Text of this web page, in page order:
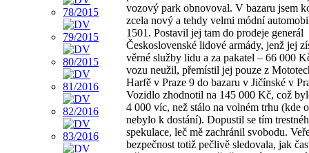
vozový park obnovoval. V bazaru jsem
zcela nový a tehdy velmi módní
1501. Postavil jej tam do prodeje generál
Československé lidové armády, jenž jej
věrné služby lidu a za pakatel – 66 000
vozu neužil, přemístil jej pouze z
Harfě v Praze 9 do bazaru v Jičínské v
Vozidlo zhodnotil na 145 000 Kč, což
4 000 víc, než stálo na volném trhu (kde
nebylo k dostání). Dopustil se tím
spekulace, leč mě zachránil svobodu.
bezpečnost totiž pečlivě sledovala, jak